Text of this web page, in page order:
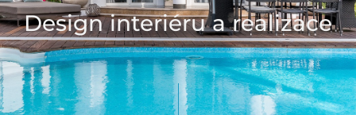
Design interiéru a realizace